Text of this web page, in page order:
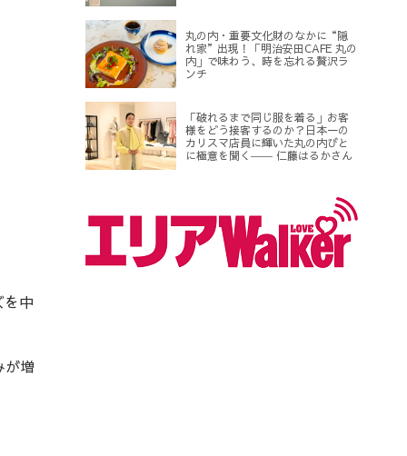
中
が増
丸の内・重要文化財のなかに“隠
れ家”出現！「明治安田CAFE 丸の
内」で味わう、時を忘れる贅沢ラ
ンチ
「破れるまで同じ服を着る」お客
様をどう接客するのか？日本一の
カリスマ店員に輝いた丸の内びと
に極意を聞く―― 仁藤はるかさん